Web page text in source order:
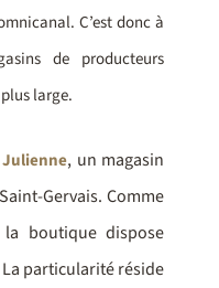
C’est donc à
de producteurs
large.
Julienne, un magasin
Gervais. Comme
boutique dispose
particularité réside